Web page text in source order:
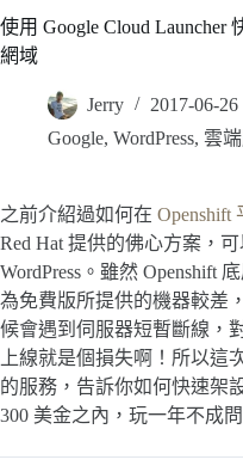
使用 Google Cloud Launcher
網域
Jerry
2017-06-26
Google, WordPress, 雲
之前介紹過如何在 Openshift
Red Hat 提供的佛心方案，
WordPress。雖然 Openshift
為免費版所提供的機器較差
候會遇到伺服器短暫斷線，
上線就是個損失啊！所以這
的服務，告訴你如何快速架
300 美金之內，玩一年不成問